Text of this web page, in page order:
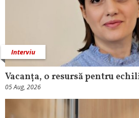
Interviu
Vacanța, o resursă pentru
05 Aug, 2026